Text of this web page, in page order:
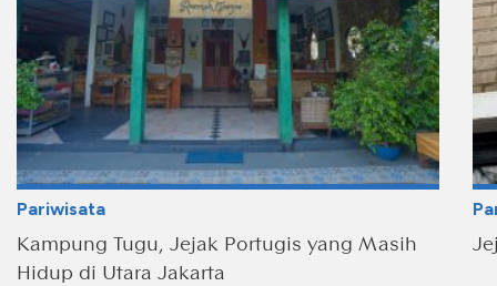
Pariwisata
Kampung Tugu, Jejak Portugis yang Masih
Hidup di Utara Jakarta